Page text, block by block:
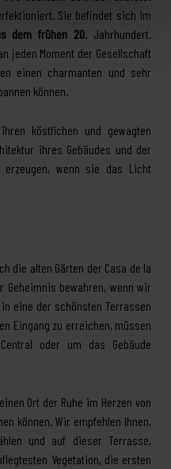
Sie befindet sich im
dem frühen 20 . Jahrhundert.
jeden Moment der Gesellschaft
einen charmanten und sehr
können.
köstlichen und gewagten
ihres Gebäudes und der
wenn sie das Licht
die alten Gärten der Casa de la
bewahren, wenn wir
eine der schönsten Terrassen
Eingang zu erreichen, müssen
oder um das Gebäude
Ort der Ruhe im Herzen von
können. Wir empfehlen Ihnen,
und auf dieser Terrasse,
Vegetation, die ersten